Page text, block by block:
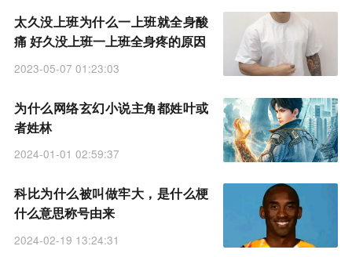
太久没上班为什么一上班就全身酸
痛 好久没上班一上班全身疼的原因
2023-05-07 01:23:03
为什么网络玄幻小说主角都姓叶或
者姓林
2024-01-01 02:59:37
科比为什么被叫做牢大，是什么梗
什么意思称号由来
2024-02-19 13:24:31